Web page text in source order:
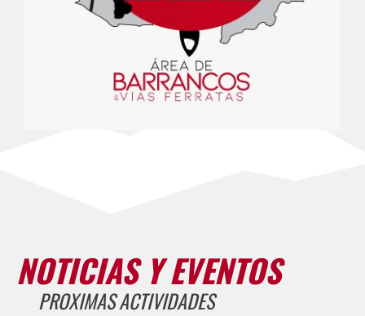
NOTICIAS Y EVENTOS
PROXIMAS ACTIVIDADES